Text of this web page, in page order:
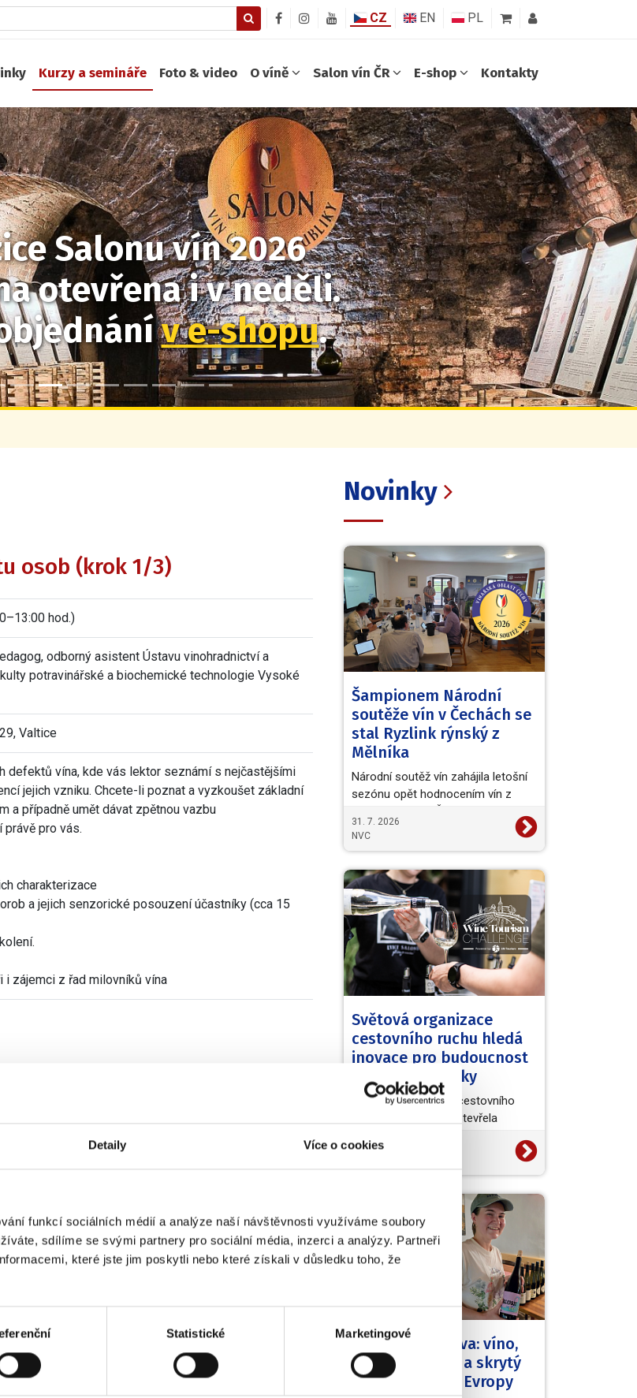
Detaily Více o cookies
funkcí sociálních médií a analýze naší návštěvnosti využíváme soubory
sdílíme se svými partnery pro sociální média, inzerci a analýzy. Partneři
které jste jim poskytli nebo které získali v důsledku toho, že
Statistické Marketingové
CZ EN PL
Kurzy a semináře Foto & video O víně Salon vín ČR E-shop Kontakty
Salonu vín 2026
otevřena i v neděli.
v e-shopu.
Další
osob (krok 1/3)
hod.)
odborný asistent Ústavu vinohradnictví a
potravinářské a biochemické technologie Vysoké
Valtice
defektů vína, kde vás lektor seznámí s nejčastějšími
jejich vzniku. Chcete-li poznat a vyzkoušet základní
a případně umět dávat zpětnou vazbu
pro vás.
charakterizace
a jejich senzorické posouzení účastníky (cca 15
zájemci z řad milovníků vína
kterou bude systém registrovat, ale budete
vás budeme informovat. Další termíny jsou
možnostech. Sledujte, prosím, průběžně
novinky
Novinky
Šampionem Národní
soutěže vín v Čechách se
stal Ryzlink rýnský z
Mělníka
Národní soutěž vín zahájila letošní
sezónu opět hodnocením vín z
Šampiona a zároveň…
31. 7. 2026
NVC
Světová organizace
cestovního ruchu hledá
inovace pro budoucnost
vinařské turistiky
Světová organizace cestovního
ruchu (UN Tourism) otevřela
Tourism Innovation Challenge,…
20. 7. 2026
Kouzelná Morava: víno,
barokní zámky a skrytý
poklad střední Evropy